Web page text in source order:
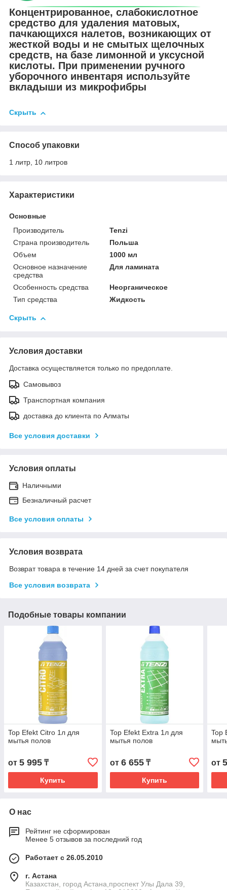
Концентрированное, слабокислотное
средство для удаления матовых,
пачкающихся налетов, возникающих от
жесткой воды и не смытых щелочных
средств, на базе лимонной и уксусной
кислоты. При применении ручного
уборочного инвентаря используйте
вкладыши из микрофибры
Скрыть
Способ упаковки
1 литр, 10 литров
Характеристики
Основные
Производитель
Tenzi
Страна производитель
Польша
Объем
1000 мл
Основное назначение
средства
Для ламината
Особенность средства
Неорганическое
Тип средства
Жидкость
Скрыть
Условия доставки
Доставка осуществляется только по предоплате.
Самовывоз
Транспортная компания
доставка до клиента по Алматы
Все условия доставки
Условия оплаты
Наличными
Безналичный расчет
Все условия оплаты
Условия возврата
Возврат товара в течение 14 дней за счет покупателя
Все условия возврата
Подобные товары компании
Top Efekt Citro 1л для
мытья полов
от 5 995 ₸
Купить
Top Efekt Extra 1л для
мытья полов
от 6 655₸
Купить
Top
от
О нас
Рейтинг не сформирован
Менее 5 отзывов за последний год
Работает с 26.05.2010
г. Астана
Казахстан, город Астана,проспект Улы Дала 39,